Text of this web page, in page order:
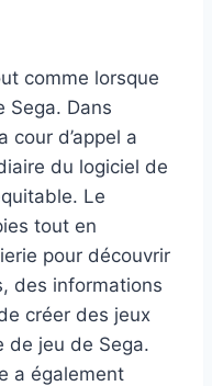
comme lorsque
Sega. Dans
cour d’appel a
du logiciel de
Le
tout en
pour découvrir
des informations
créer des jeux
de jeu de Sega.
a également